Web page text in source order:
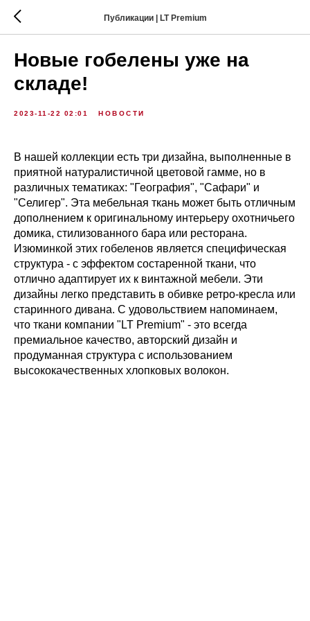
Публикации | LT Premium
Новые гобелены уже на
складе!
2023-11-22 02:01 НОВОСТИ
В нашей коллекции есть три дизайна, выполненные в
приятной натуралистичной цветовой гамме, но в
различных тематиках: "География", "Сафари" и
"Селигер". Эта мебельная ткань может быть отличным
дополнением к оригинальному интерьеру охотничьего
домика, стилизованного бара или ресторана.
Изюминкой этих гобеленов является специфическая
структура - с эффектом состаренной ткани, что
отлично адаптирует их к винтажной мебели. Эти
дизайны легко представить в обивке ретро-кресла или
старинного дивана. С удовольствием напоминаем,
что ткани компании "LT Premium" - это всегда
премиальное качество, авторский дизайн и
продуманная структура с использованием
высококачественных хлопковых волокон.